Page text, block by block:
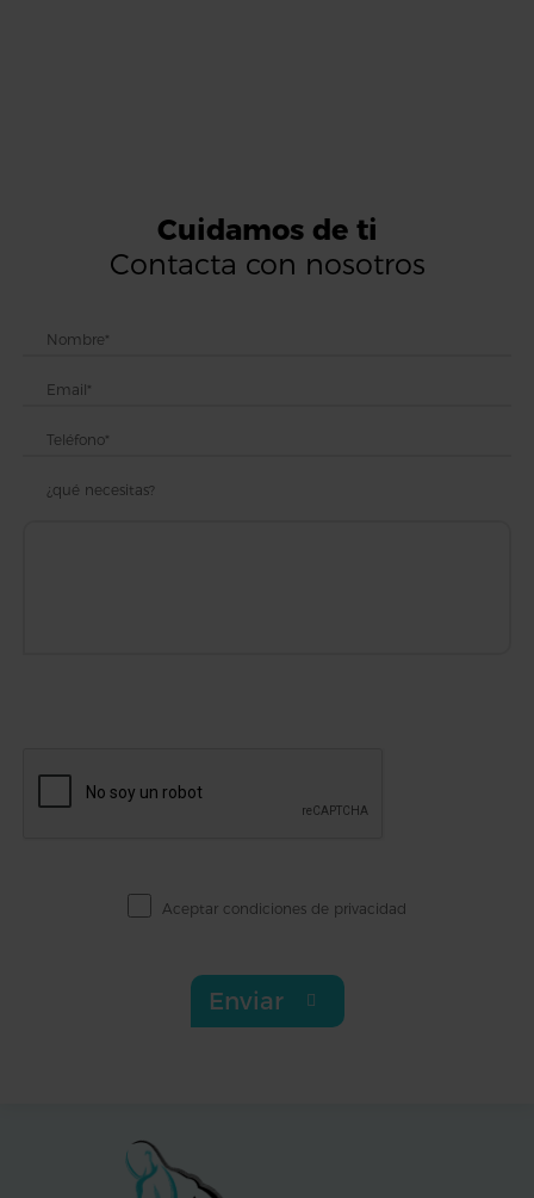
Cuidamos de ti
Contacta con nosotros
¿qué necesitas?
Aceptar condiciones de privacidad